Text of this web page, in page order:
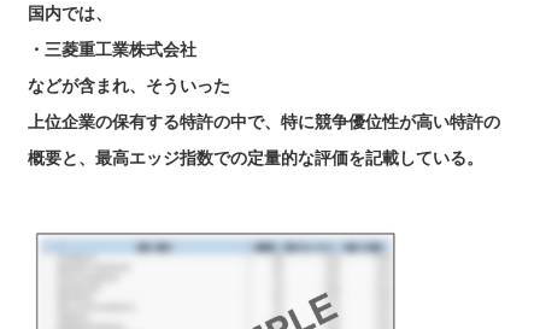
国内では、
・三菱重工業株式会社
などが含まれ、そういった
上位企業の保有する特許の中で、特に競争優位性が高い特許の
概要と、最高エッジ指数での定量的な評価を記載している。